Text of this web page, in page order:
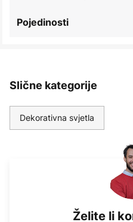
Pojedinosti
Slične kategorije
Dekorativna svjetla
Želite li